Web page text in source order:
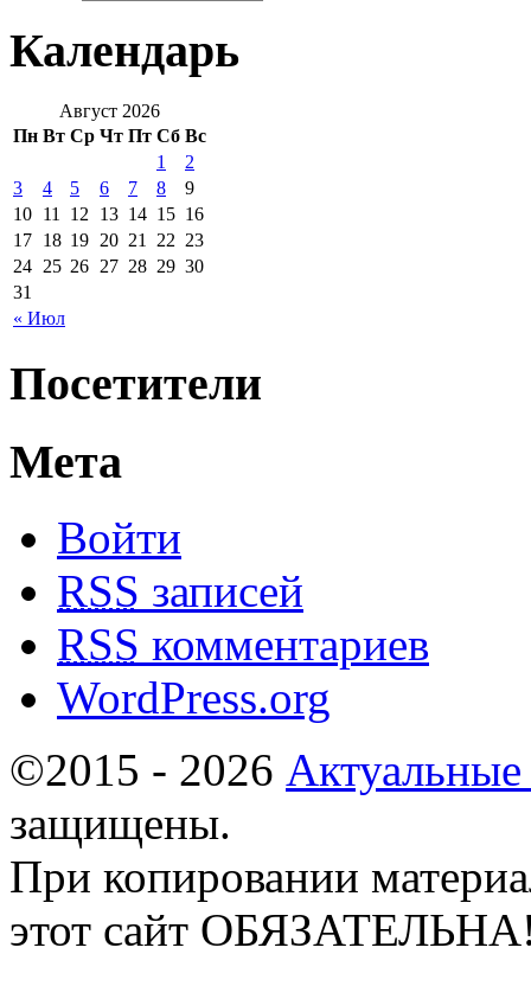
Календарь
Август 2026
Пн Вт Ср Чт Пт Сб Вс
« Июл
1
2
3
4 5 6 7 8
9
10 11 12 13 14 15 16
17 18 19 20 21 22 23
24 25 26 27 28 29 30
31
Посетители
Мета
Войти
RSS записей
RSS комментариев
WordPress.org
©2015 - 2026
защищены.
При копировании
этот сайт